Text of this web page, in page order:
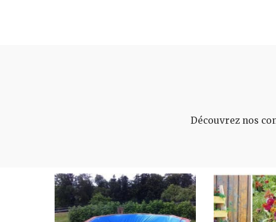
Découvrez nos